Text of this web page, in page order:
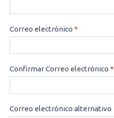
Correo electrónico *
Confirmar Correo electrónico *
Correo electrónico alternativo